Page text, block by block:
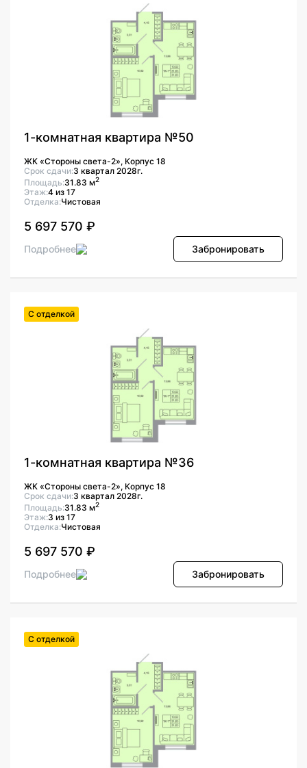
1-комнатная квартира №50
ЖК «Стороны света-2», Корпус 18
Срок сдачи:3 квартал 2028г.
Площадь:31.83 м2
Этаж:4 из 17
Отделка:Чистовая
5 697 570 ₽
Подробнее Забронировать
С отделкой
1-комнатная квартира №36
ЖК «Стороны света-2», Корпус 18
Срок сдачи:3 квартал 2028г.
Площадь:31.83 м2
Этаж:3 из 17
Отделка:Чистовая
5 697 570 ₽
Подробнее Забронировать
С отделкой